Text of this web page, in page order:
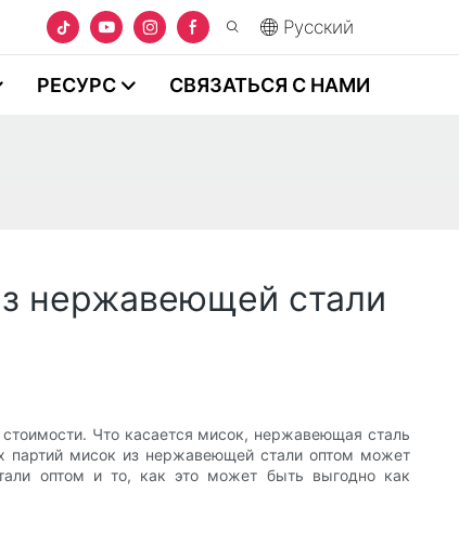
Pусский
РЕСУРС СВЯЗАТЬСЯ С НАМИ
нержавеющей стали
Что касается мисок, нержавеющая сталь
партий мисок из нержавеющей стали оптом может
оптом и то, как это может быть выгодно как